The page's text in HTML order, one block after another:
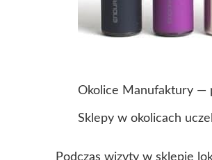
Okolice Manufaktury —
Sklepy w okolicach
Podczas wizyty w sklepie